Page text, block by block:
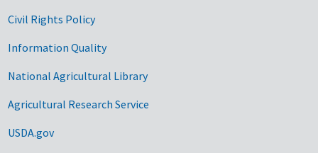
Civil Rights Policy
Information Quality
National Agricultural Library
Agricultural Research Service
USDA.gov